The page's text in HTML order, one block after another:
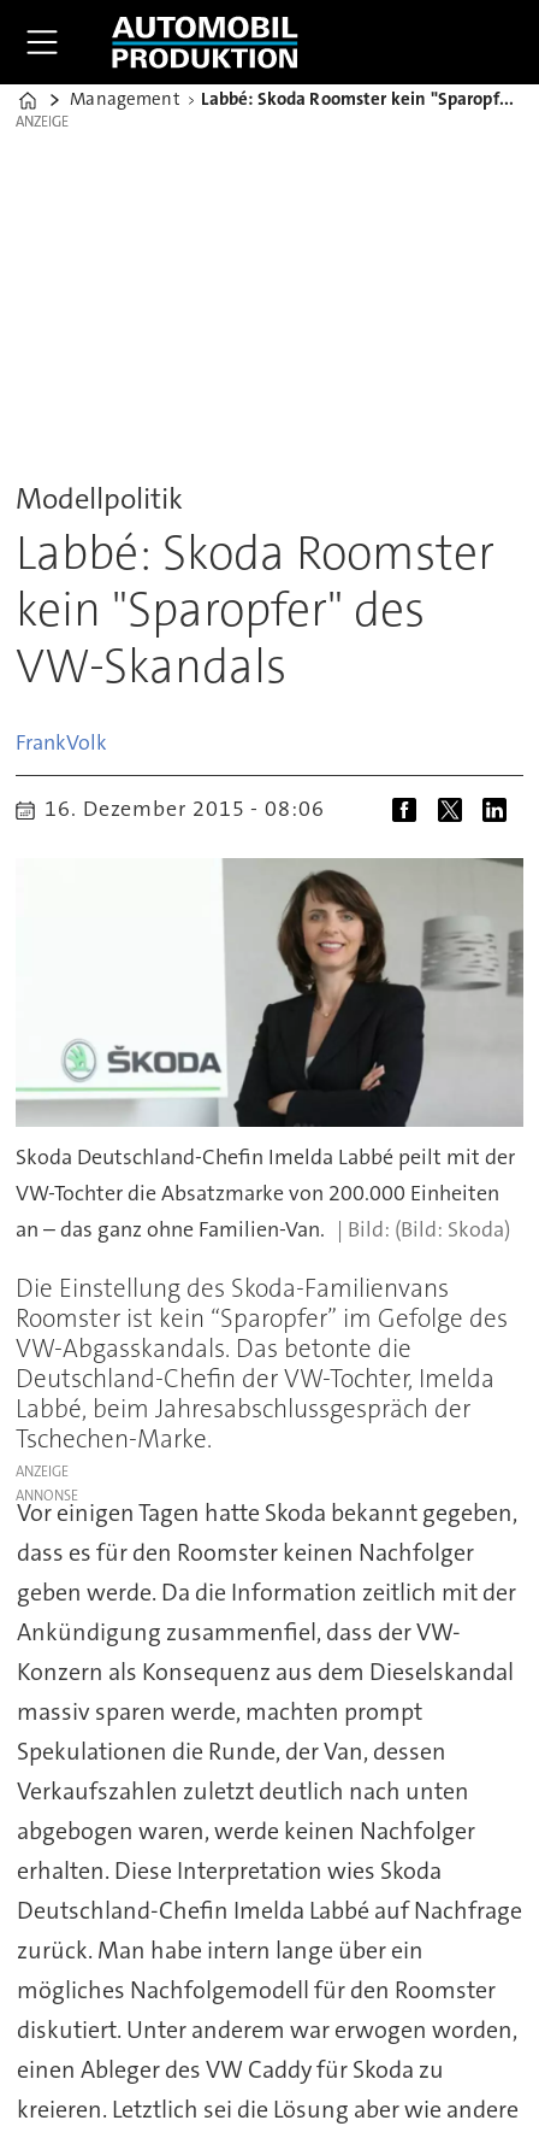
Home
Management Labbé: Skoda Roomster kein "Sparopfer" des VW-Skandals
ANZEIGE
ANZEIGE
Modellpolitik
Labbé: Skoda Roomster
kein "Sparopfer" des
VW-Skandals
FrankVolk
16. Dezember 2015 - 08:06
Skoda Deutschland-Chefin Imelda Labbé peilt mit der
VW-Tochter die Absatzmarke von 200.000 Einheiten
an – das ganz ohne Familien-Van.
(Bild: Skoda)
Die Einstellung des Skoda-Familienvans
Roomster ist kein “Sparopfer” im Gefolge des
VW-Abgasskandals. Das betonte die
Deutschland-Chefin der VW-Tochter, Imelda
Labbé, beim Jahresabschlussgespräch der
Tschechen-Marke.
ANZEIGE
Vor einigen Tagen hatte Skoda bekannt gegeben,
dass es für den Roomster keinen Nachfolger
geben werde. Da die Information zeitlich mit der
Ankündigung zusammenfiel, dass der VW-
Konzern als Konsequenz aus dem Dieselskandal
massiv sparen werde, machten prompt
Spekulationen die Runde, der Van, dessen
Verkaufszahlen zuletzt deutlich nach unten
abgebogen waren, werde keinen Nachfolger
erhalten. Diese Interpretation wies Skoda
Deutschland-Chefin Imelda Labbé auf Nachfrage
zurück. Man habe intern lange über ein
mögliches Nachfolgemodell für den Roomster
diskutiert. Unter anderem war erwogen worden,
einen Ableger des VW Caddy für Skoda zu
kreieren. Letztlich sei die Lösung aber wie andere